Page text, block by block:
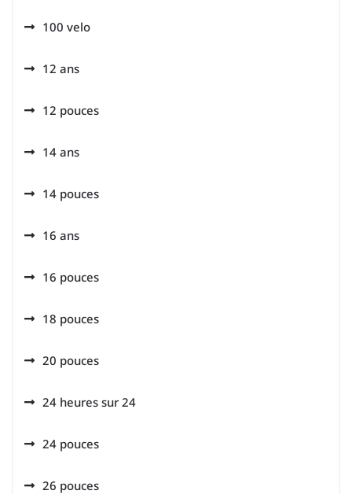
100 velo
12 ans
12 pouces
14 ans
14 pouces
16 ans
16 pouces
18 pouces
20 pouces
24 heures sur 24
24 pouces
26 pouces